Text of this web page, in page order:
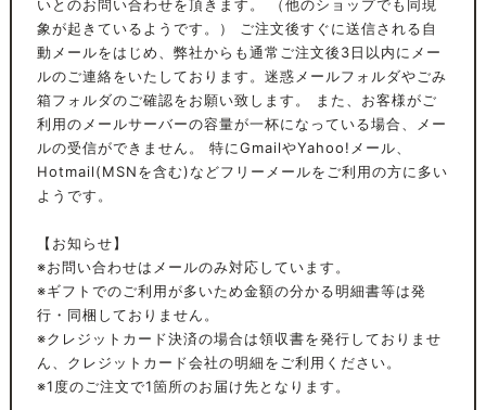
いとのお問い合わせを頂きます。 （他のショップでも同現
象が起きているようです。） ご注文後すぐに送信される自
動メールをはじめ、弊社からも通常ご注文後3日以内にメー
ルのご連絡をいたしております。迷惑メールフォルダやごみ
箱フォルダのご確認をお願い致します。 また、お客様がご
利用のメールサーバーの容量が一杯になっている場合、メー
ルの受信ができません。 特にGmailやYahoo!メール、
Hotmail(MSNを含む)などフリーメールをご利用の方に多い
ようです。
【お知らせ】
※お問い合わせはメールのみ対応しています。
※ギフトでのご利用が多いため金額の分かる明細書等は発
行・同梱しておりません。
※クレジットカード決済の場合は領収書を発行しておりませ
ん、クレジットカード会社の明細をご利用ください。
※1度のご注文で1箇所のお届け先となります。